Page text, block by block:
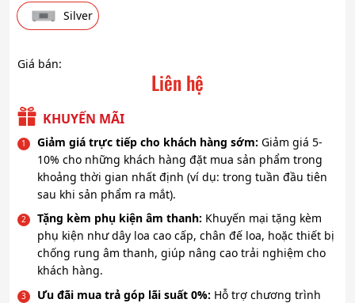
Silver
Giá bán:
Liên hệ
KHUYẾN MÃI
Giảm giá trực tiếp cho khách hàng sớm: Giảm giá 5-
10% cho những khách hàng đặt mua sản phẩm trong
khoảng thời gian nhất định (ví dụ: trong tuần đầu tiên
sau khi sản phẩm ra mắt).
Tặng kèm phụ kiện âm thanh: Khuyến mại tặng kèm
phụ kiện như dây loa cao cấp, chân đế loa, hoặc thiết bị
chống rung âm thanh, giúp nâng cao trải nghiệm cho
khách hàng.
Ưu đãi mua trả góp lãi suất 0%: Hỗ trợ chương trình